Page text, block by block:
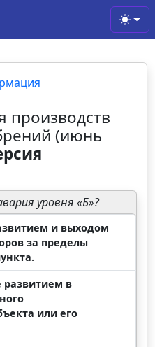
производств
(июнь
уровня «Б»?
и выходом
за пределы
развитием в
или его